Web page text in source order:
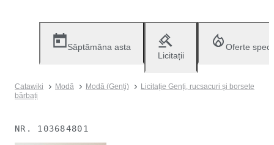
Săptămâna asta
Licitații
Oferte
Catawiki Modă Modă (Genți)
Licitație Genți, rucsacuri și borsete
bărbați
NR. 103684801